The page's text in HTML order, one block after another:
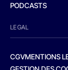
PODCASTS
LEGAL
CGVMENTIONS